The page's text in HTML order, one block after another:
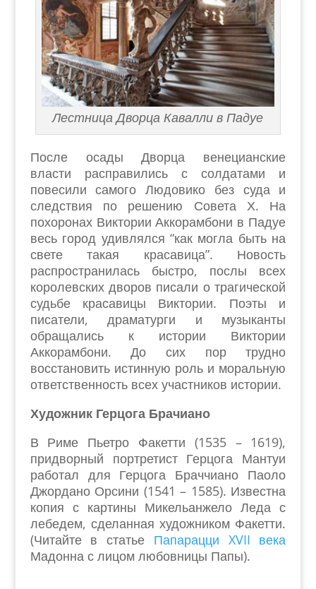
Лестница Дворца Кавалли в Падуе
После осады Дворца венецианские
власти расправились с солдатами и
повесили самого Людовико без суда и
следствия по решению Совета Х. На
похоронах Виктории Аккорамбони в Падуе
весь город удивлялся “как могла быть на
свете такая красавица”. Новость
распространилась быстро, послы всех
королевских дворов писали о трагической
судьбе красавицы Виктории. Поэты и
писатели, драматурги и музыканты
обращались к истории Виктории
Аккорамбони. До сих пор трудно
восстановить истинную роль и моральную
ответственность всех участников истории.
Художник Герцога Брачиано
В Риме Пьетро Факетти (1535 – 1619),
придворный портретист Герцога Мантуи
работал для Герцога Браччиано Паоло
Джордано Орсини (1541 – 1585). Известна
копия с картины Микельанжело Леда с
лебедем, сделанная художником Факетти.
(Читайте в статье Папарацци XVII века
Мадонна с лицом любовницы Папы).